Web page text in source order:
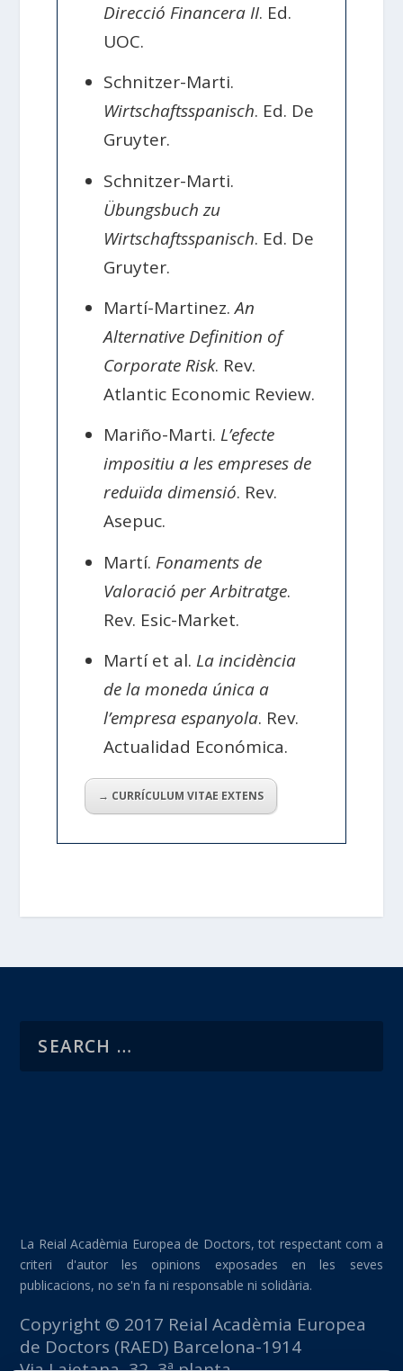
Direcció Financera II. Ed.
UOC.
Schnitzer-Marti.
Wirtschaftsspanisch. Ed. De
Gruyter.
Schnitzer-Marti.
Übungsbuch zu
Wirtschaftsspanisch. Ed. De
Gruyter.
Martí-Martinez.An
Alternative Definition of
Corporate Risk. Rev.
Atlantic Economic Review.
Mariño-Marti. L’efecte
impositiu a les empreses de
reduïda dimensió. Rev.
Asepuc.
Martí. Fonaments de
Valoració per Arbitratge.
Rev. Esic-Market.
Martí et al. La incidència
de la moneda única a
l’empresa espanyola. Rev.
Actualidad Económica.
→ CURRÍCULUM VITAE EXTENS
La Reial Acadèmia Europea de Doctors, tot respectant com a
criteri d'autor les opinions exposades en les seves
publicacions, no se'n fa ni responsable ni solidària.
Copyright © 2017 Reial Acadèmia Europea
de Doctors (RAED) Barcelona-1914